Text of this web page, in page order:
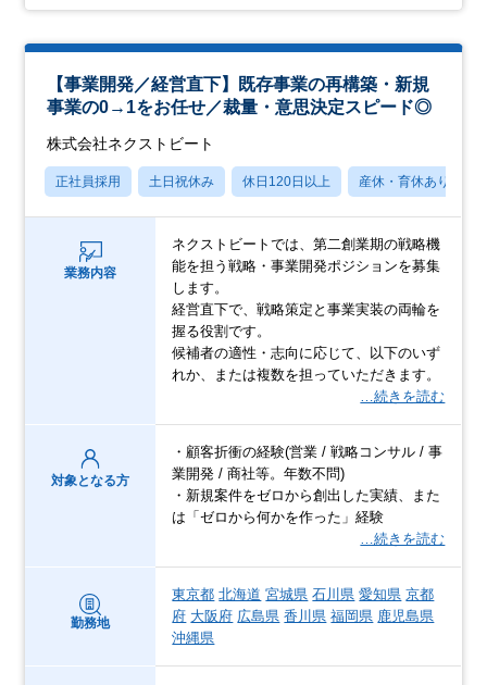
【事業開発／経営直下】既存事業の再構築・新規
事業の0→1をお任せ／裁量・意思決定スピード◎
株式会社ネクストビート
正社員採用 土日祝休み 休日120日以上 産休・育休あり
業務内容
ネクストビートでは、第二創業期の戦略機
能を担う戦略・事業開発ポジションを募集
します。
経営直下で、戦略策定と事業実装の両輪を
握る役割です。
候補者の適性・志向に応じて、以下のいず
れか、または複数を担っていただきます。
…続きを読む
対象となる方
・顧客折衝の経験(営業 / 戦略コンサル / 事
業開発 / 商社等。年数不問)
・新規案件をゼロから創出した実績、また
は「ゼロから何かを作った」経験
…続きを読む
勤務地
東京都 北海道 宮城県 石川県 愛知県 京都
府 大阪府 広島県 香川県 福岡県 鹿児島県
沖縄県